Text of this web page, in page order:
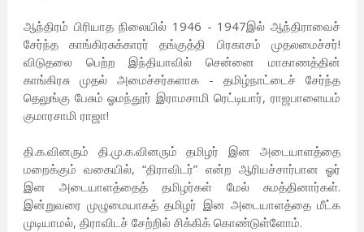
ஆந்திரம் பிரியாத நிலையில் 1946 - 1947இல் ஆந்திராவைச்
சேர்ந்த காங்கிரசுக்காரர் தங்குத்தி பிரகாசம் முதலமைச்சர்!
விடுதலை பெற்ற இந்தியாவில் சென்னை மாகாணத்தின்
காங்கிரசு முதல் அமைச்சர்களாக - தமிழ்நாட்டைச் சேர்ந்த
தெலுங்கு பேசும் ஓமந்தூர் இராமசாமி ரெட்டியார், ராஜபாளையம்
குமாரசாமி ராஜா!
தி.க.வினரும் தி.மு.க.வினரும் தமிழர் இன அடையாளத்தை
மறைக்கும் வகையில், “திராவிடர்” என்ற ஆரியச்சார்பான ஓர்
இன அடையாளத்தைத் தமிழர்கள் மேல் சுமத்தினார்கள்.
இன்றுவரை முழுமையாகத் தமிழர் இன அடையாளத்தை மீட்க
முடியாமல், திராவிடச் சேற்றில் சிக்கிக் கொண்டுள்ளோம்.